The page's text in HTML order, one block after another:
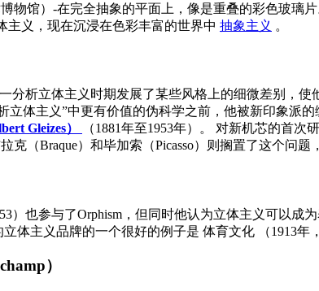
博物馆）-在完全抽象的平面上，像是重叠的彩色玻璃
主义，现在沉浸在色彩丰富的世界中 抽象主义 。
一分析立体主义时期发展了某些风格上的细微差别，
立体主义”中更有价值的伪科学之前，他被新印象派
Gleizes） （1881年至1953年）。 对新机芯的首次
克（Braque）和毕加索（Picasso）则搁置了这个问
）也参与了Orphism，但同时他认为立体主义可以
体主义品牌的一个很好的例子是 体育文化 （1913年
）